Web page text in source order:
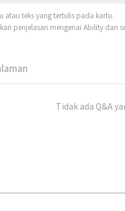
atau teks yang tertulis pada kartu.
penjelasan mengenai Ability dan
Tidak ada Q&A